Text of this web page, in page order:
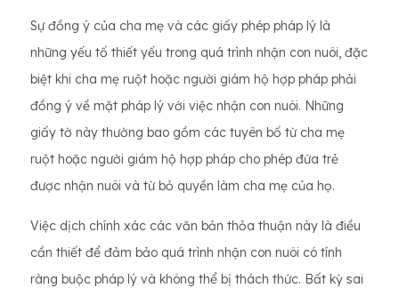
Sự đồng ý của cha mẹ và các giấy phép pháp lý là
những yếu tố thiết yếu trong quá trình nhận con nuôi, đặc
biệt khi cha mẹ ruột hoặc người giám hộ hợp pháp phải
đồng ý về mặt pháp lý với việc nhận con nuôi. Những
giấy tờ này thường bao gồm các tuyên bố từ cha mẹ
ruột hoặc người giám hộ hợp pháp cho phép đứa trẻ
được nhận nuôi và từ bỏ quyền làm cha mẹ của họ.
Việc dịch chính xác các văn bản thỏa thuận này là điều
cần thiết để đảm bảo quá trình nhận con nuôi có tính
ràng buộc pháp lý và không thể bị thách thức. Bất kỳ sai